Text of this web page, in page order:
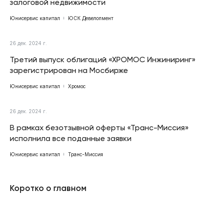
залоговой недвижимости
Юнисервис капитал ЮСК Девелопмент
26 дек. 2024 г.
Третий выпуск облигаций «ХРОМОС Инжиниринг»
зарегистрирован на Мосбирже
Юнисервис капитал Хромос
26 дек. 2024 г.
В рамках безотзывной оферты «Транс-Миссия»
исполнила все поданные заявки
Юнисервис капитал Транс-Миссия
Коротко о главном